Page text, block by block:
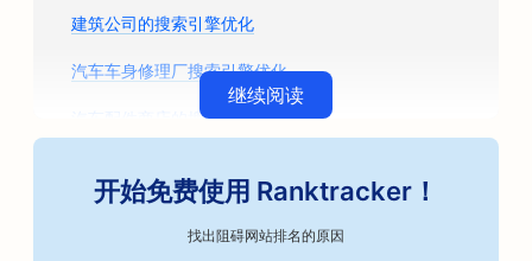
建筑公司的搜索引擎优化
汽车车身修理厂搜索引擎优化
汽车配件商店的搜索引擎优化
继续阅读
开始免费使用 Ranktracker！
找出阻碍网站排名的原因